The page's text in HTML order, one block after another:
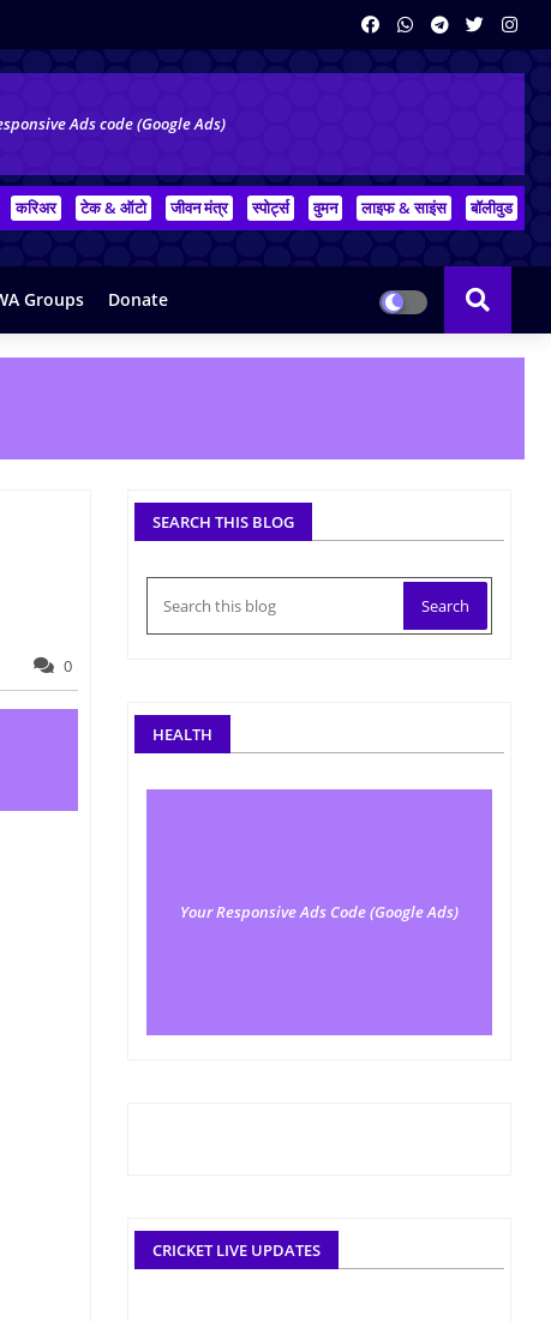
Ads code (Google Ads)
करिअर टेक & ऑटो जीवन मंत्र स्पोर्ट्स वुमन लाइफ & साइंस बॉलीवुड
Groups Donate
0
SEARCH THIS BLOG
HEALTH
Your Responsive Ads Code (Google Ads)
CRICKET LIVE UPDATES